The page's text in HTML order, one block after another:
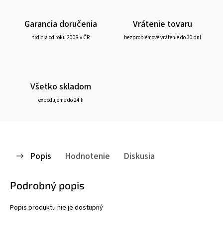
Garancia doručenia
trdícia od roku 2008 v ČR
Vrátenie tovaru
bezproblémové vrátenie do 30 dní
Všetko skladom
expedujeme do 24 h
Popis Hodnotenie Diskusia
Podrobný popis
Popis produktu nie je dostupný